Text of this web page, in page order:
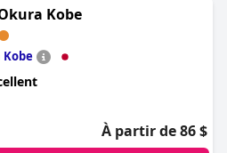
recommandent vivement à tous
vacances idéal.
Kobe
Kobe
À partir de 86 $